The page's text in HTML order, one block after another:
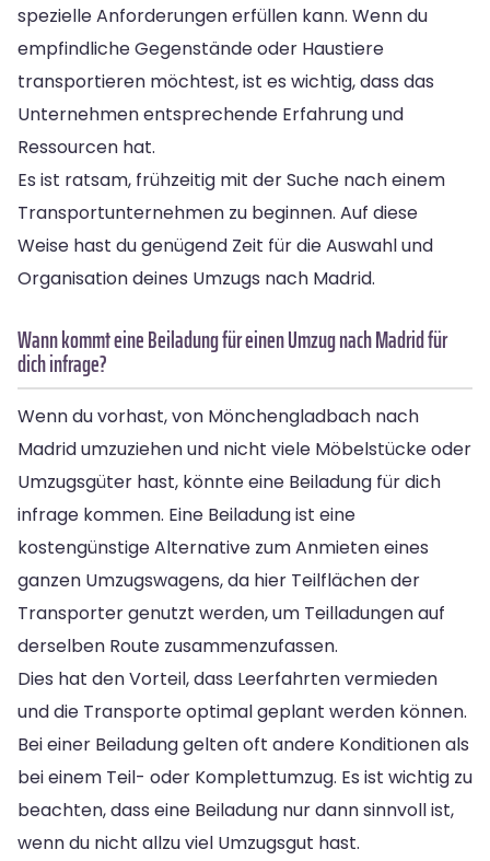
spezielle Anforderungen erfüllen kann. Wenn du
empfindliche Gegenstände oder Haustiere
transportieren möchtest, ist es wichtig, dass das
Unternehmen entsprechende Erfahrung und
Ressourcen hat.
Es ist ratsam, frühzeitig mit der Suche nach einem
Transportunternehmen zu beginnen. Auf diese
Weise hast du genügend Zeit für die Auswahl und
Organisation deines Umzugs nach Madrid.
Wann kommt eine Beiladung für einen Umzug nach Madrid für
dich infrage?
Wenn du vorhast, von Mönchengladbach nach
Madrid umzuziehen und nicht viele Möbelstücke oder
Umzugsgüter hast, könnte eine Beiladung für dich
infrage kommen. Eine Beiladung ist eine
kostengünstige Alternative zum Anmieten eines
ganzen Umzugswagens, da hier Teilflächen der
Transporter genutzt werden, um Teilladungen auf
derselben Route zusammenzufassen.
Dies hat den Vorteil, dass Leerfahrten vermieden
und die Transporte optimal geplant werden können.
Bei einer Beiladung gelten oft andere Konditionen als
bei einem Teil- oder Komplettumzug. Es ist wichtig zu
beachten, dass eine Beiladung nur dann sinnvoll ist,
wenn du nicht allzu viel Umzugsgut hast.